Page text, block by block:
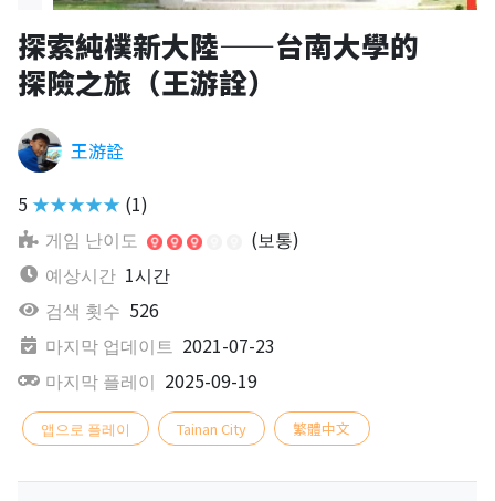
探索純樸新大陸——台南大學的
探險之旅（王游詮）
王游詮
5 ★★★★★ (1)
게임 난이도
(보통)
예상시간 1시간
검색 횟수 526
마지막 업데이트 2021-07-23
마지막 플레이 2025-09-19
앱으로 플레이 Tainan City 繁體中文